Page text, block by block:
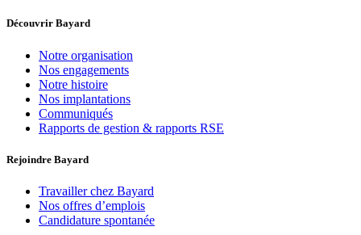
Découvrir Bayard
Notre organisation
Nos engagements
Notre histoire
Nos implantations
Communiqués
Rapports de gestion & rapports RSE
Rejoindre Bayard
Travailler chez Bayard
Nos offres d’emplois
Candidature spontanée